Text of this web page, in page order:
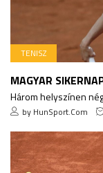
TENISZ
MAGYAR
Három helyszínen
by HunSport.Com